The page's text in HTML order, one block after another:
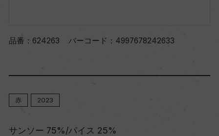
品番： 624263 バーコード： 4997678242633
赤 2023
サンソー 75%/パイス 25%